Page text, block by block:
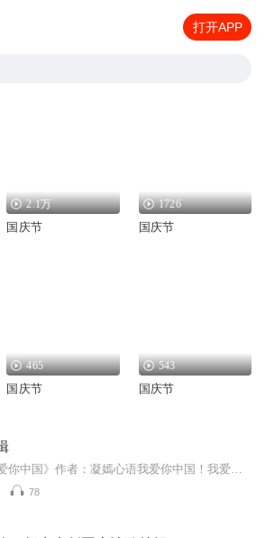
打开APP
2.1万
国庆节
1726
国庆节
465
国庆节
543
国庆节
78